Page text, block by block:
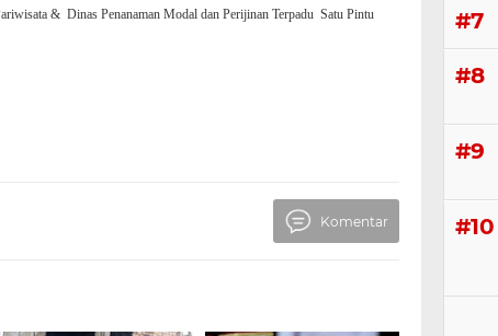
& Dinas Penanaman Modal dan Perijinan Terpadu Satu Pintu
Komentar